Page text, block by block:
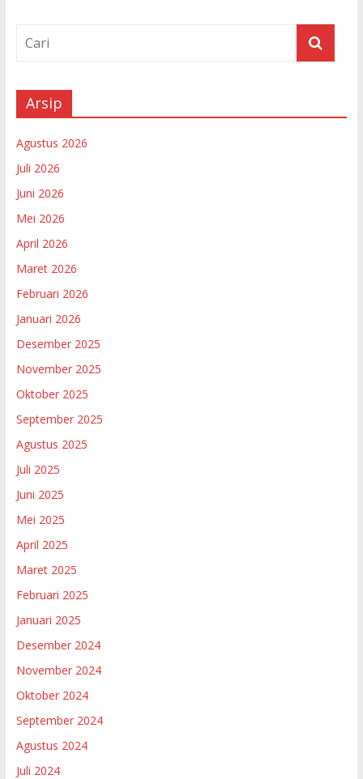
Arsip
Agustus 2026
Juli 2026
Juni 2026
Mei 2026
April 2026
Maret 2026
Februari 2026
Januari 2026
Desember 2025
November 2025
Oktober 2025
September 2025
Agustus 2025
Juli 2025
Juni 2025
Mei 2025
April 2025
Maret 2025
Februari 2025
Januari 2025
Desember 2024
November 2024
Oktober 2024
September 2024
Agustus 2024
Juli 2024